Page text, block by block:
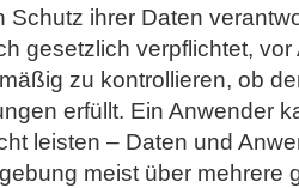
Schutz ihrer Daten
gesetzlich verpflichtet,
zu kontrollieren, ob
erfüllt. Ein Anwender
leisten – Daten und
meist über mehrere